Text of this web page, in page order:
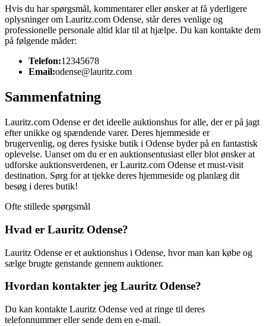
Hvis du har spørgsmål, kommentarer eller ønsker at få yderligere
oplysninger om Lauritz.com Odense, står deres venlige og
professionelle personale altid klar til at hjælpe. Du kan kontakte dem
på følgende måder:
Telefon:12345678
Email:odense@lauritz.com
Sammenfatning
Lauritz.com Odense er det ideelle auktionshus for alle, der er på jagt
efter unikke og spændende varer. Deres hjemmeside er
brugervenlig, og deres fysiske butik i Odense byder på en fantastisk
oplevelse. Uanset om du er en auktionsentusiast eller blot ønsker at
udforske auktionsverdenen, er Lauritz.com Odense et must-visit
destination. Sørg for at tjekke deres hjemmeside og planlæg dit
besøg i deres butik!
Ofte stillede spørgsmål
Hvad er Lauritz Odense?
Lauritz Odense er et auktionshus i Odense, hvor man kan købe og
sælge brugte genstande gennem auktioner.
Hvordan kontakter jeg Lauritz Odense?
Du kan kontakte Lauritz Odense ved at ringe til deres
telefonnummer eller sende dem en e-mail.